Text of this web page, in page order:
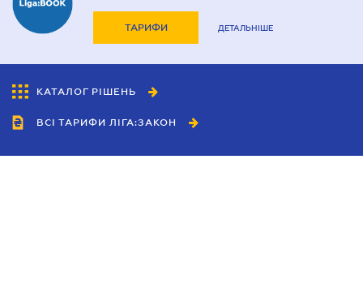
ТАРИФИ ДЕТАЛЬНІШЕ
КАТАЛОГ РІШЕНЬ
ВСІ ТАРИФИ ЛІГА:ЗАКОН